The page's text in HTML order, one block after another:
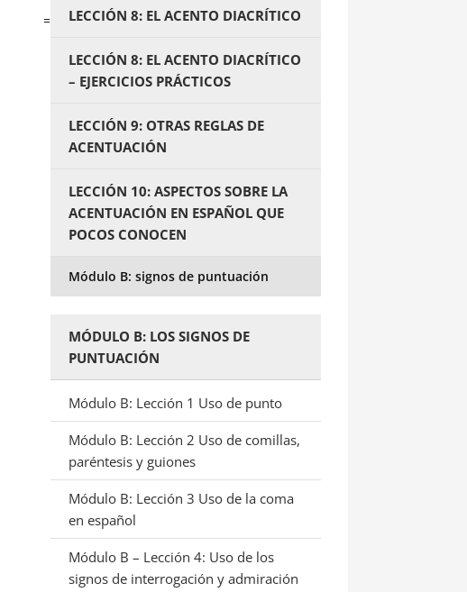
= LECCIÓN 8: EL ACENTO DIACRÍTICO
LECCIÓN 8: EL ACENTO DIACRÍTICO
– EJERCICIOS PRÁCTICOS
LECCIÓN 9: OTRAS REGLAS DE
ACENTUACIÓN
LECCIÓN 10: ASPECTOS SOBRE LA
ACENTUACIÓN EN ESPAÑOL QUE
POCOS CONOCEN
Módulo B: signos de puntuación
MÓDULO B: LOS SIGNOS DE
PUNTUACIÓN
Módulo B: Lección 1 Uso de punto
Módulo B: Lección 2 Uso de comillas,
paréntesis y guiones
Módulo B: Lección 3 Uso de la coma
en español
Módulo B – Lección 4: Uso de los
signos de interrogación y admiración